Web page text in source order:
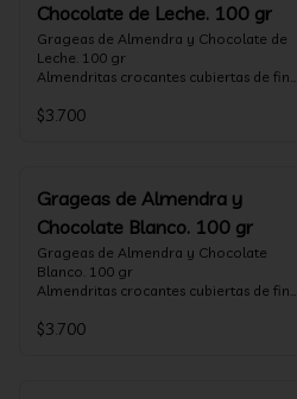
Chocolate de Leche. 100 gr
Grageas de Almendra y Chocolate de
Leche. 100 gr
Almendritas crocantes cubiertas de fino
Formato: Bolsa 100 gramos
$3.700
Grageas de Almendra y
Chocolate Blanco. 100 gr
Grageas de Almendra y Chocolate
Blanco. 100 gr
Almendritas crocantes cubiertas de fino
Formato: Bolsa 100 gramos
$3.700